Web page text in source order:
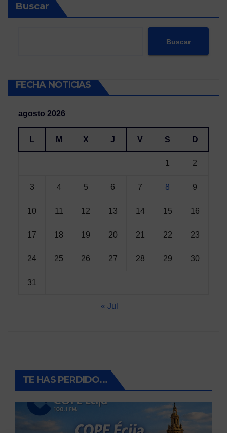
Buscar
Buscar
FECHA NOTICIAS
agosto 2026
L M X J V S D
1 2
3 4 5 6 7 8 9
10 11 12 13 14 15 16
17 18 19 20 21 22 23
24 25 26 27 28 29 30
31
« Jul
TE HAS PERDIDO...